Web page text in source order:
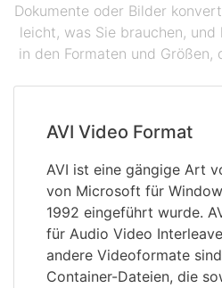
Dokumente oder Bilder
leicht, was Sie brauchen,
in den Formaten und Größen,
AVI Video Format
AVI ist eine gängige Art
von Microsoft für
1992 eingeführt wurde.
für Audio Video
andere Videoformate
Container-Dateien, die